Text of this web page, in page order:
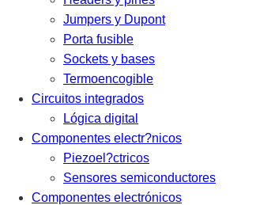
Jumpers y Dupont
Porta fusible
Sockets y bases
Termoencogible
Circuitos integrados
Lógica digital
Componentes electr?nicos
Piezoel?ctricos
Sensores semiconductores
Componentes electrónicos